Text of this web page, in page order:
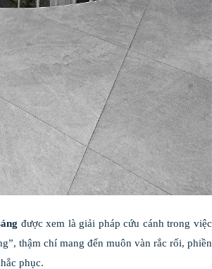
được xem là giải pháp cứu cánh trong việc
thậm chí mang đến muôn vàn rắc rối, phiền
phục.